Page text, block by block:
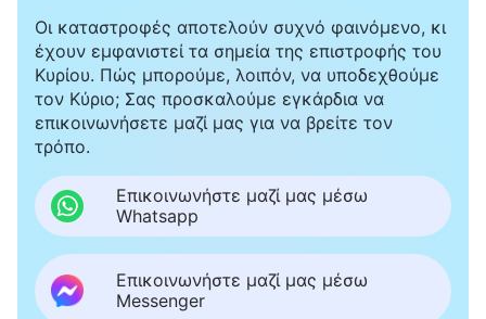
υπερπροσπάθεια θα επιδείνωνε την ασθένειά
μου.
Τον Μάιο του 2022, ένα πρωί που κατέβαινα
για πρωινό, ένιωσα ξαφνικά ένα ιδιαίτερο
βάρος στο δεξί μου πόδι και τον δεξιό μου ώμο.
Ένιωσα το δεξί μου πόδι τόσο αδύναμο, που ίσα
ίσα μπορούσα να το σηκώσω, και
αναγκαζόμουν να το σέρνω. Αμέσως
Οι καταστροφές αποτελούν συχνό φαινόμενο, κι
έχουν εμφανιστεί τα σημεία της επιστροφής του
Κυρίου. Πώς μπορούμε, λοιπόν, να υποδεχθούμε
τον Κύριο; Σας προσκαλούμε εγκάρδια να
επικοινωνήσετε μαζί μας για να βρείτε τον
τρόπο.
Επικοινωνήστε μαζί μας μέσω
Whatsapp
Επικοινωνήστε μαζί μας μέσω
Messenger